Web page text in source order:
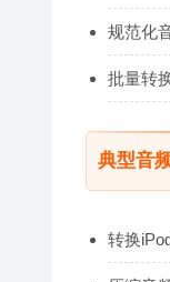
规范化
批量转
典型音
转换